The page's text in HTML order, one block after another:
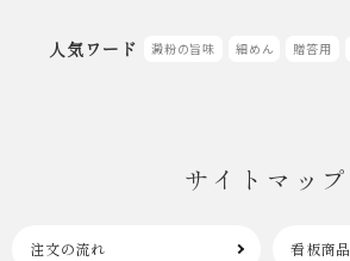
人気ワード 澱粉の旨味 細めん 贈答用
サイトマップ
注文の流れ 看板商品